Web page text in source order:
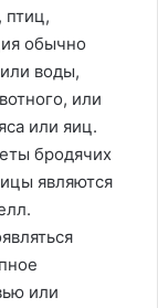
птиц,
обычно
воды,
или
или яиц.
бродячих
являются
или